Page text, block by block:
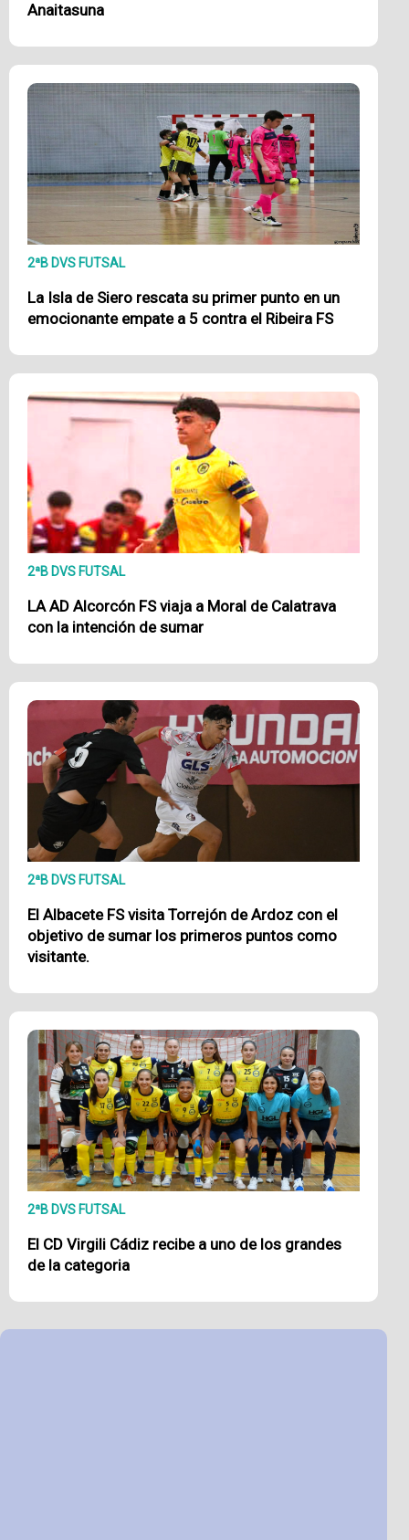
Anaitasuna
2ªB DVS FUTSAL
La Isla de Siero rescata su primer punto en un
emocionante empate a 5 contra el Ribeira FS
2ªB DVS FUTSAL
LA AD Alcorcón FS viaja a Moral de Calatrava
con la intención de sumar
2ªB DVS FUTSAL
El Albacete FS visita Torrejón de Ardoz con el
objetivo de sumar los primeros puntos como
visitante.
2ªB DVS FUTSAL
El CD Virgili Cádiz recibe a uno de los grandes
de la categoria